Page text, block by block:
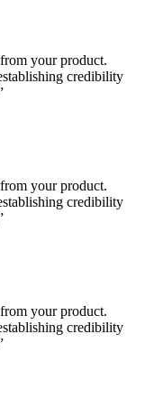
your product.
credibility
your product.
credibility
your product.
credibility